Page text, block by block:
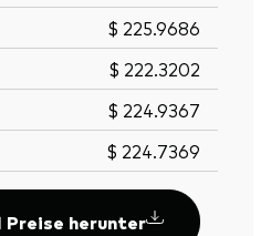
$ 225.9686
$ 222.3202
$ 224.9367
$ 224.7369
Preise herunter